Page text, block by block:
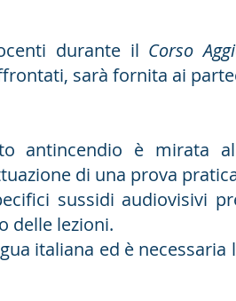
durante il Corso
sarà fornita ai
antincendio è mirata
di una prova
sussidi audiovisivi
delle lezioni.
italiana ed è